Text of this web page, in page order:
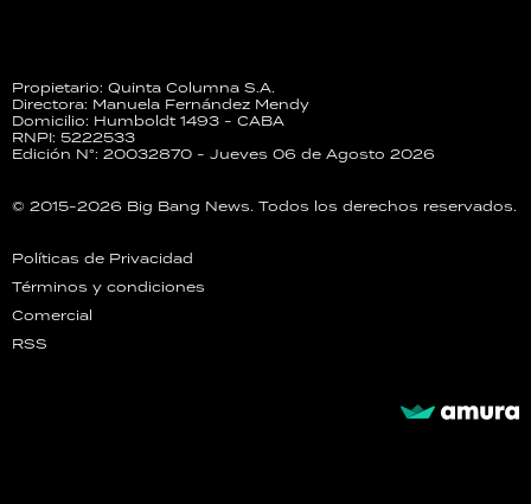
Propietario: Quinta Columna S.A.
Directora: Manuela Fernández Mendy
Domicilio: Humboldt 1493 - CABA
RNPI: 5222533
Edición N°: 20032870 - Jueves 06 de Agosto 2026
© 2015-2026 Big Bang News. Todos los derechos reservados.
Políticas de Privacidad
Términos y condiciones
Comercial
RSS